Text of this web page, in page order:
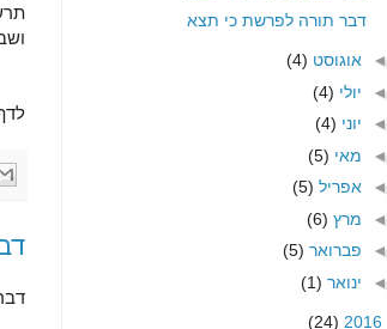
דבר תורה לפרשת כי תצא
◄ אוגוסט (4)
◄ יולי (4)
◄ יוני (4)
◄ מאי (5)
◄ אפריל (5)
◄ מרץ (6)
◄ פברואר (5)
◄ ינואר (1)
2016
(24)